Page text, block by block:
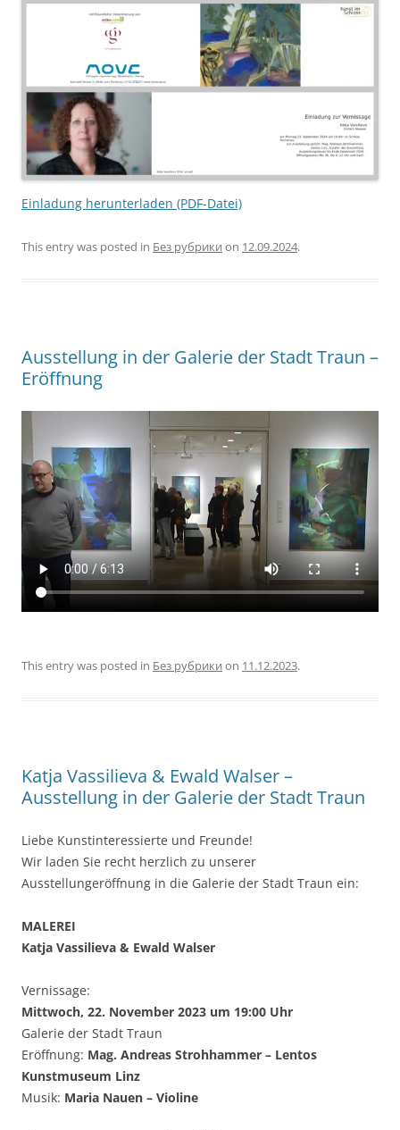
Einladung herunterladen (PDF-Datei)
This entry was posted in Без рубрики on 12.09.2024.
Ausstellung in der Galerie der Stadt Traun –
Eröffnung
This entry was posted in Без рубрики on 11.12.2023.
Katja Vassilieva & Ewald Walser –
Ausstellung in der Galerie der Stadt Traun
Liebe Kunstinteressierte und Freunde!
Wir laden Sie recht herzlich zu unserer
Ausstellungeröffnung in die Galerie der Stadt Traun ein:
MALEREI
Katja Vassilieva & Ewald Walser
Vernissage:
Mittwoch, 22. November 2023 um 19:00 Uhr
Galerie der Stadt Traun
Eröffnung: Mag. Andreas Strohhammer – Lentos
Kunstmuseum Linz
Musik: Maria Nauen – Violine